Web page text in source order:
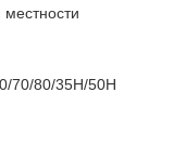
местности
70/80/35H/50H